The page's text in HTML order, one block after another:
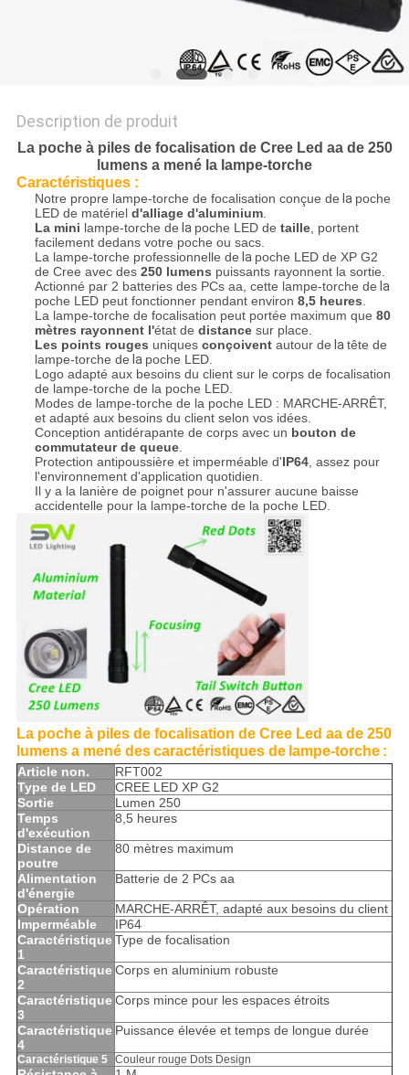
POLITIQUE
DE
CONFIDENTIALITÉ
Description de produit
La poche à piles de focalisation de Cree Led aa de 250
lumens a mené la lampe-torche
Caractéristiques :
Notre propre lampe-torche de focalisation conçue de la poche
LED de matériel d'alliage d'aluminium.
La mini lampe-torche de la poche LED de taille, portent
facilement dedans votre poche ou sacs.
La lampe-torche professionnelle de la poche LED de XP G2
de Cree avec des 250 lumens puissants rayonnent la sortie.
Actionné par 2 batteries des PCs aa, cette lampe-torche de la
poche LED peut fonctionner pendant environ 8,5 heures.
La lampe-torche de focalisation peut portée maximum que 80
mètres rayonnent l'état de distancesur place.
Les points rouges uniques conçoiventautour de latête de
lampe-torche de la poche LED.
Logo adapté aux besoins du client sur le corps de focalisation
de lampe-torche de la poche LED.
Modes de lampe-torche de la poche LED : MARCHE-ARRÊT,
et adapté aux besoins du client selon vos idées.
Conception antidérapante de corps avec un bouton de
commutateur de queue.
Protection antipoussière et imperméable d'IP64, assez pour
l'environnement d'application quotidien.
Il y a la lanière de poignet pour n'assurer aucune baisse
accidentelle pour la lampe-torche de la poche LED.
La poche à piles de focalisation de Cree Led aa de 250
lumens a mené descaractéristiquesde lampe-torche :
Article non.
RFT002
Type de LED
CREE LED XP G2
Sortie
Lumen 250
Temps
d'exécution
8,5 heures
Distance de
poutre
80 mètres maximum
Alimentation
d'énergie
Batterie de 2 PCs aa
Opération
MARCHE-ARRÊT, adapté aux besoins du client
Imperméable
IP64
Caractéristique
1
Type de focalisation
Caractéristique
2
Corps en aluminium robuste
Caractéristique
3
Corps mince pour les espaces étroits
Caractéristique
4
Puissance élevée et temps de longue durée
Caractéristique 5 Couleur rouge Dots Design